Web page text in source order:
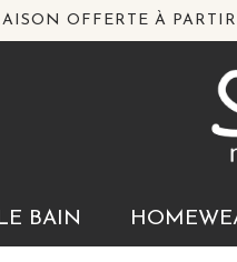
OFFERTE À
LE BAIN